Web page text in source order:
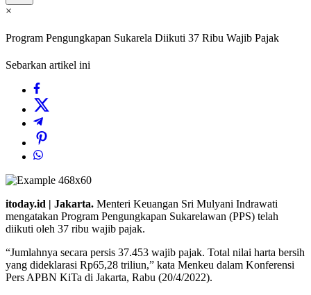
×
Program Pengungkapan Sukarela Diikuti 37 Ribu Wajib Pajak
Sebarkan artikel ini
itoday.id | Jakarta. Menteri Keuangan Sri Mulyani Indrawati
mengatakan Program Pengungkapan Sukarelawan (PPS) telah
diikuti oleh 37 ribu wajib pajak.
“Jumlahnya secara persis 37.453 wajib pajak. Total nilai harta bersih
yang dideklarasi Rp65,28 triliun,” kata Menkeu dalam Konferensi
Pers APBN KiTa di Jakarta, Rabu (20/4/2022).